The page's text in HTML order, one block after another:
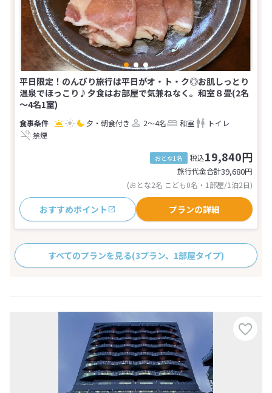
平日限定！のんびり旅行は平日がオ・ト・ク◎お肌しっとり
温泉でほっこり♪夕食はお部屋で気兼ねなく。和室８畳(2名
～4名1室)
夕・朝食付き 2～4名 和室
トイレ
禁煙
おとな1名 税込19,840円
旅行代金合計39,680円
(おとな2名 こども0名・1部屋/1泊2日)
おすすめポイント プランの詳細
すべてのプランを見る(3プラン、1部屋タイプ)